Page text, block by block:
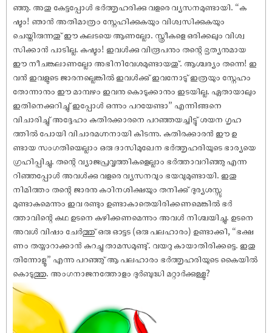
ഞ്ഞു. അതു കേട്ടപ്പോൾ ഭർത്തൃഹരിക്കു വളരെ വ്യസനമുണ്ടായി. “ക
ഷ്ടം! ഞാൻ അതിമാത്രം സ്നേഹിക്കുകയും വിശ്വസിക്കുകയും
ചെയ്തിരുന്നതു് ഈ കുലടയെ ആണല്ലോ. സ്ത്രീകളെ ഒരിക്കലും വിശ്വ
സിക്കാൻ പാടില്ല. കഷ്ടം! ഇവൾക്കു വിരൂപനും തന്റെ ഭൃത്യനുമായ
ഈ നീചങ്കലാണല്ലോ അഭിനിവേശമുണ്ടായതു്. ആശ്ചര്യം തന്നെ! ഇ
വൻ ഇവളുടെ ജാരനല്ലെങ്കിൽ ഇവൾക്കു് ഇവനോടു് ഇത്രയും സ്നേഹം
തോന്നാനും ഈ മാമ്പഴം ഇവനു കൊടുക്കാനും ഇടയില്ല. ഏതായാലും
ഇതിനെക്കുറിച്ചു് ഇപ്പോൾ ഒന്നും പറയേണ്ടാ” എന്നിങ്ങനെ
വിചാരിച്ചു് അദ്ദേഹം കുതിരക്കാരനെ പറഞ്ഞയച്ചിട്ടു് ശയന ഗൃഹ
ത്തിൽ പോയി വിചാരമഗ്നനായി കിടന്നു. കുതിരക്കാരൻ ഈ ഉ
ണ്ടായ സംഗതിയെല്ലാം ഒരു ദാസിമുഖേന ഭർത്തൃഹരിയുടെ ഭാര്യയെ
ഗ്രഹിപ്പിച്ചു. തന്റെ വ്യാജപ്രവൃത്തികളെല്ലാം ഭർത്താവറിഞ്ഞു എന്ന
റിഞ്ഞപ്പോൾ അവൾക്കു വളരെ വ്യസനവും ഭയവുമുണ്ടായി. ഇതു
നിമിത്തം തന്റെ ജാരനു കഠിനശിക്ഷയും തനിക്കു് ദുര്യശസ്സു
മുണ്ടാകുമെന്നും ഇവ രണ്ടും ഉണ്ടാകാതെയിരിക്കണമെങ്കിൽ ഭർ
ത്താവിന്റെ കഥ ഉടനെ കഴിക്കണമെന്നും അവൾ നിശ്ചയിച്ചു. ഉടനെ
അവൾ വിഷം ചേർത്തു് ഒരു ഓട്ടട (ഒരു പലഹാരം) ഉണ്ടാക്കി, “ഭക്ഷ
ണം തയ്യാറാക്കാൻ കുറച്ചു താമസമുണ്ടു്. വയറു കായാതിരിക്കട്ടെ. ഇതു
തിന്നോളൂ” എന്നു പറഞ്ഞു് ആ പലഹാരം ഭർത്തൃഹരിയുടെ കൈയിൽ
കൊടുത്തു. അംഗനാജനത്തോളം ദുർബുദ്ധി മറ്റാർക്കുള്ളു?